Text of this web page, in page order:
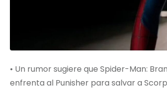
• Un rumor sugiere que Spider-Man:
enfrenta al Punisher para salvar a